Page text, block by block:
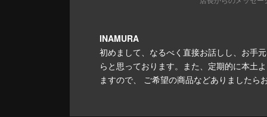
INAMURA
初めまして、なるべく直接お話しし、お手
らと思っております。また、定期的に本土
ますので、 ご希望の商品などありましたら